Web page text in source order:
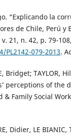
“Explicando la
de Chile, Perú y
21, n. 42, p. 79-
079-2013.
Bridget; TAYLOR,
perceptions of the
Family Social
Didier, LE BIANIC,